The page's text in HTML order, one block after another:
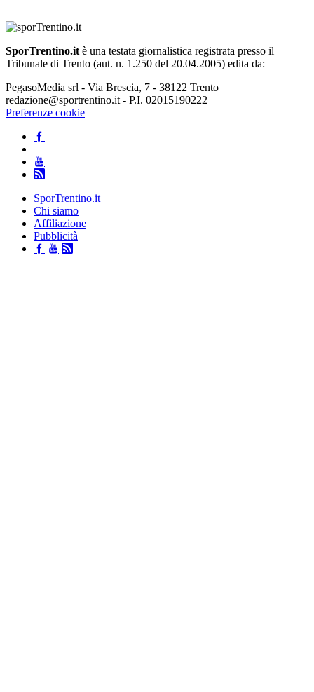
SporTrentino.it è una testata giornalistica registrata presso il
Tribunale di Trento (aut. n. 1.250 del 20.04.2005) edita da:
PegasoMedia srl - Via Brescia, 7 - 38122 Trento
redazione@sportrentino.it - P.I. 02015190222
Preferenze cookie
SporTrentino.it
Chi siamo
Affiliazione
Pubblicità